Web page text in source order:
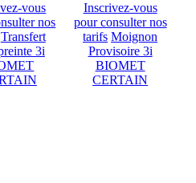
vous
nos
Transfert
3i
Inscrivez-vous
pour consulter nos
tarifs Moignon
Provisoire 3i
BIOMET
CERTAIN